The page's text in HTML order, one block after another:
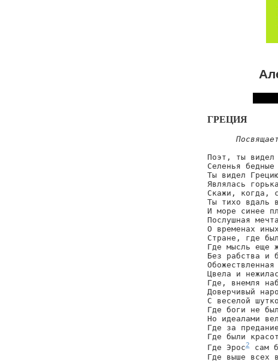
ГРЕЦИЯ
Поэт, ты видел
Селенья
Ты видел
Являлась
Скажи, когда,
Ты тихо вдаль
И море синее
Послушная
О временах
Стране, где
Где мысль еще
Без рабства и
Цвела и
Где, внемля
Доверчивый
С веселой
Где боги не
Но идеалами
Где за
Где были
Где Эрос2 сам
Где выше всех